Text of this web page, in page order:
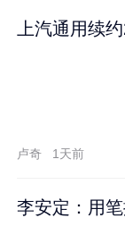
上汽通用续
卢奇 1天前
李安定：用